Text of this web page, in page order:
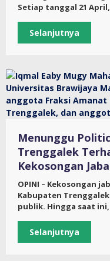
Setiap tanggal 21 April,
Selanjutnya
Menunggu
Trenggalek
Kekosongan
OPINI – Kekosongan
Kabupaten
publik. Hingga saat ini,
Selanjutnya